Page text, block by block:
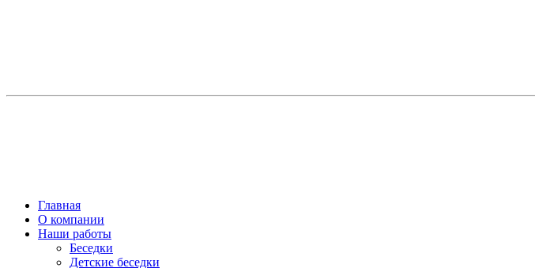
Главная
О компании
Наши работы
Беседки
Детские беседки